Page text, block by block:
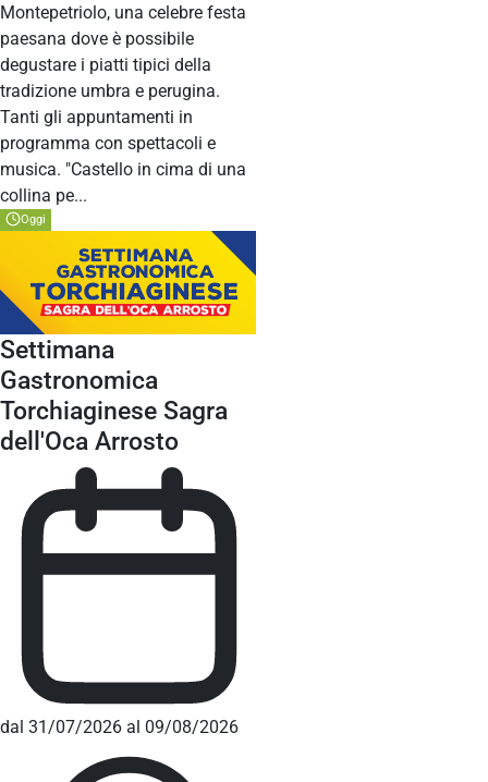
Montepetriolo, una celebre festa
paesana dove è possibile
degustare i piatti tipici della
tradizione umbra e perugina.
Tanti gli appuntamenti in
programma con spettacoli e
musica. "Castello in cima di una
collina pe...
Oggi
Settimana
Gastronomica
Torchiaginese Sagra
dell'Oca Arrosto
dal 31/07/2026 al 09/08/2026